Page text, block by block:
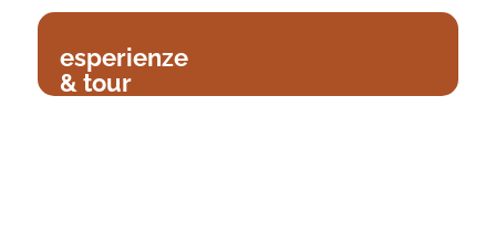
esperienze
& tour